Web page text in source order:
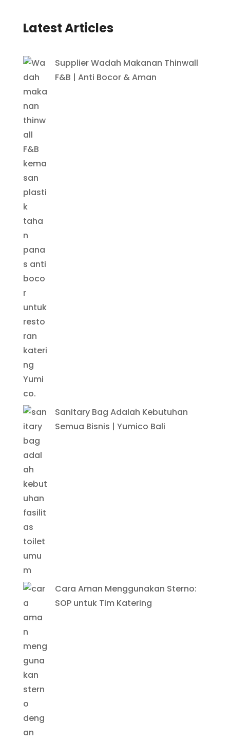
Latest Articles
Supplier Wadah Makanan Thinwall
F&B | Anti Bocor & Aman
Sanitary Bag Adalah Kebutuhan
Semua Bisnis | Yumico Bali
Cara Aman Menggunakan Sterno:
SOP untuk Tim Katering